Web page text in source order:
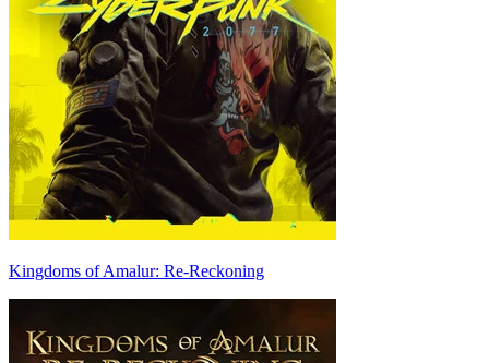
Kingdoms of Amalur: Re-Reckoning